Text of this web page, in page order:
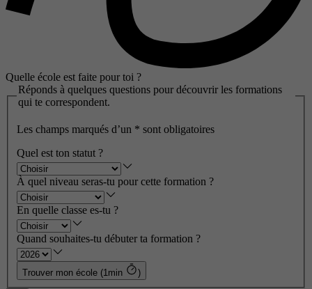
Quelle école est faite pour toi ?
Réponds à quelques questions pour découvrir les formations
qui te correspondent.
Les champs marqués d’un * sont obligatoires
Quel est ton statut ?
À quel niveau seras-tu pour cette formation ?
En quelle classe es-tu ?
Quand souhaites-tu débuter ta formation ?
Trouver mon école (1min )